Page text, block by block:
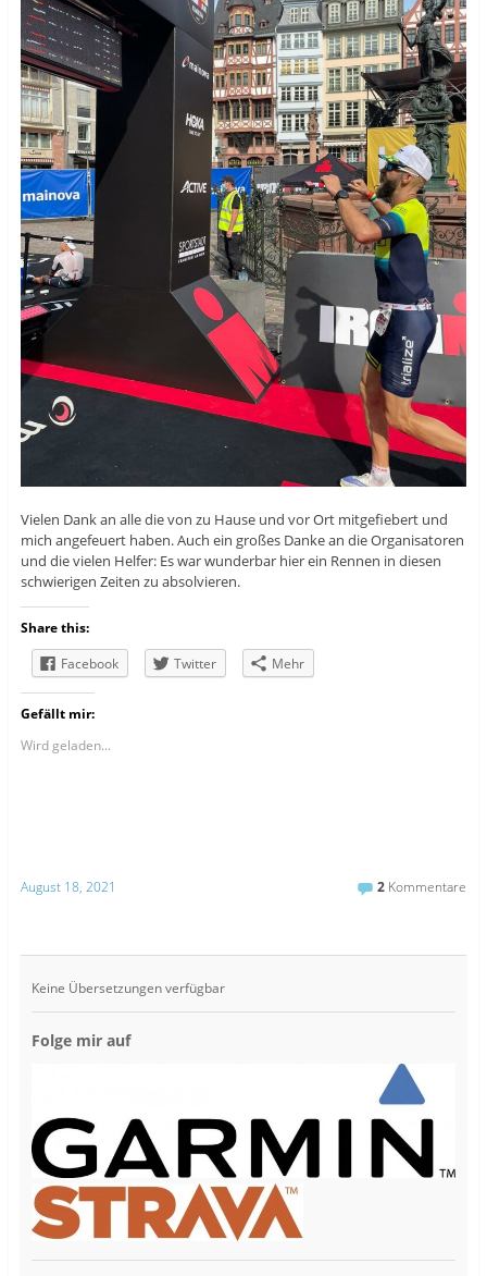
Vielen Dank an alle die von zu Hause und vor Ort mitgefiebert und
mich angefeuert haben. Auch ein großes Danke an die Organisatoren
und die vielen Helfer: Es war wunderbar hier ein Rennen in diesen
schwierigen Zeiten zu absolvieren.
Share this:
Facebook
Twitter Mehr
Gefällt mir:
Wird geladen...
August 18, 2021 2 Kommentare
Keine Übersetzungen verfügbar
Folge mir auf